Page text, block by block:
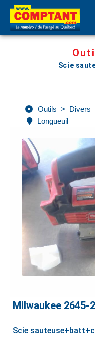
Scie
Outils > Divers
Longueuil
Milwaukee 2645-
Scie